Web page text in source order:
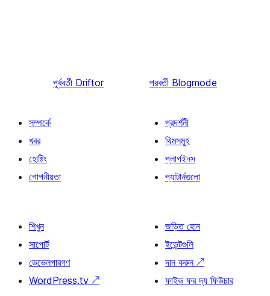
পূর্ববর্তী Driftor পরবর্তী Blogmode
সম্পর্কে
খবর
হোষ্টিং
গোপনীয়তা
প্রদর্শনী
থিমসমূহ
প্লাগইনস
প্যাটার্নগুলো
শিখুন
সাপোর্ট
ডেভেলপারগণ
WordPress.tv ↗
জড়িত হোন
ইভেন্টগুলি
দান করুন ↗
ফাইভ ফর দ্য ফিউচার